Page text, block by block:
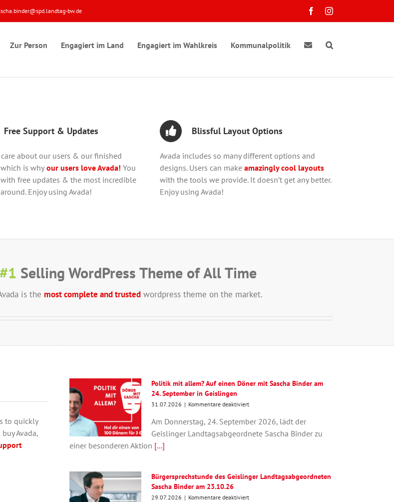
bw.de FacebookInstagram
Zur Person Engagiert im Land Engagiert im Wahlkreis Kommunalpolitik
Free Support & Updates
about our users & our finished
is whyour users love Avada! You
free updates & the most incredible
Enjoy using Avada!
Blissful Layout Options
Avada includes so many different options and
designs. Users can makeamazingly cool layouts
with the tools we provide. It doesn’t get any better.
Enjoy using Avada!
#1 Selling WordPress Theme of All Time
is the most complete and trusted wordpress theme on the market.
to quickly
Avada,
Politik mit allem? Auf einen Döner mit Sascha Binder am
24. September in Geislingen
31.07.2026 | Kommentare deaktiviertfür
mit
allem?
Sascha
Am Donnerstag, 24. September 2026, lädt der
Geislinger Landtagsabgeordnete Sascha Binder zu
einer besonderen Aktion [...]
Bürgersprechstunde des Geislinger Landtagsabgeordneten
Sascha Binder am 23.10.26
29.07.2026 | Kommentare deaktiviertfür